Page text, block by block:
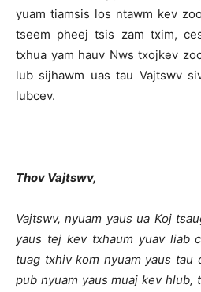
yuam tiamsis los ntawm kev
tseem pheej tsis zam txim,
txhua yam hauv Nws txojkev
lub sijhawm uas tau Vajtswv
lubcev.
Thov Vajtswv,
Vajtswv, nyuam yaus ua Koj
yaus tej kev txhaum yuav liab
tuag txhiv kom nyuam yaus tau
pub nyuam yaus muaj kev hlub,